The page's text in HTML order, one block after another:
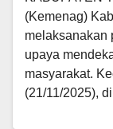
(Kemenag)
melaksanakan
upaya
masyarakat.
(21/11/2025),